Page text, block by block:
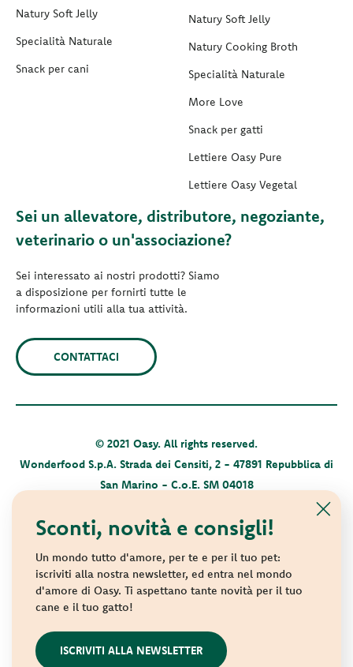
Sconti, novità e consigli!
Un mondo tutto d'amore, per te e per il tuo pet:
iscriviti alla nostra newsletter, ed entra nel mondo
d'amore di Oasy. Ti aspettano tante novità per il tuo
cane e il tuo gatto!
ISCRIVITI ALLA NEWSLETTER
Natury Soft Jelly
Specialità Naturale
Snack per cani
Natury Soft Jelly
Natury Cooking Broth
Specialità Naturale
More Love
Snack per gatti
Lettiere Oasy Pure
Lettiere Oasy Vegetal
Sei un allevatore, distributore, negoziante,
veterinario o un'associazione?
Sei interessato ai nostri prodotti? Siamo
a disposizione per fornirti tutte le
informazioni utili alla tua attività.
CONTATTACI
© 2021 Oasy. All rights reserved.
Wonderfood S.p.A. Strada dei Censiti, 2 - 47891 Repubblica di
San Marino - C.o.E. SM 04018
websolute